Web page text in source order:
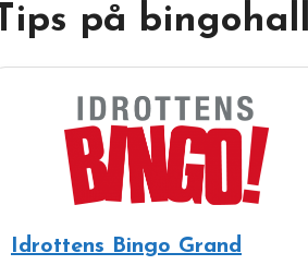
Tips på
Idrottens Bingo Grand